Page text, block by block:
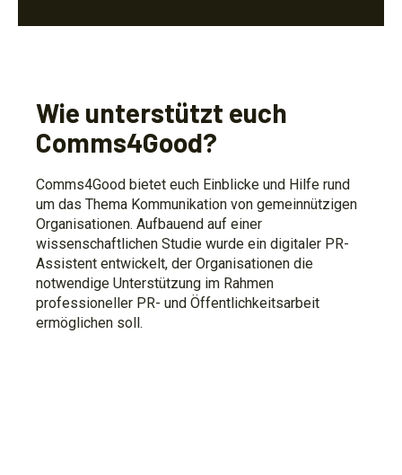
Wie unterstützt euch
Comms4Good?
Comms4Good bietet euch Einblicke und Hilfe rund
um das Thema Kommunikation von gemeinnützigen
Organisationen. Aufbauend auf einer
wissenschaftlichen Studie wurde ein digitaler PR-
Assistent entwickelt, der Organisationen die
notwendige Unterstützung im Rahmen
professioneller PR- und Öffentlichkeitsarbeit
ermöglichen soll.